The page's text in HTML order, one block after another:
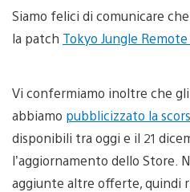
Siamo felici di comunicare
la patch Tokyo Jungle Remote
Vi confermiamo inoltre che
abbiamo pubblicizzato la
disponibili tra oggi e il 21
l’aggiornamento dello Store.
aggiunte altre offerte, quindi